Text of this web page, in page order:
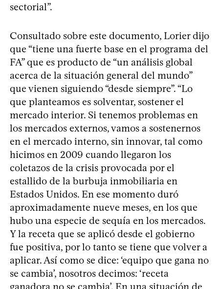
sectorial”.
Consultado sobre este documento, Lorier dijo
que “tiene una fuerte base en el programa del
FA” que es producto de “un análisis global
acerca de la situación general del mundo”
que vienen siguiendo “desde siempre”. “Lo
que planteamos es solventar, sostener el
mercado interior. Si tenemos problemas en
los mercados externos, vamos a sostenernos
en el mercado interno, sin innovar, tal como
hicimos en 2009 cuando llegaron los
coletazos de la crisis provocada por el
estallido de la burbuja inmobiliaria en
Estados Unidos. En ese momento duró
aproximadamente nueve meses, en los que
hubo una especie de sequía en los mercados.
Y la receta que se aplicó desde el gobierno
fue positiva, por lo tanto se tiene que volver a
aplicar. Así como se dice: ‘equipo que gana no
se cambia’, nosotros decimos: ‘receta
ganadora no se cambia’. En una situación de